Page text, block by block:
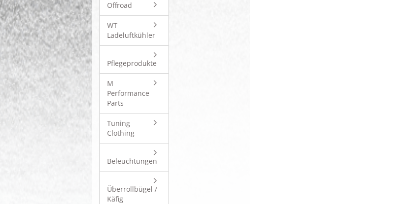
Offroad
WT
Ladeluftkühler
Pflegeprodukte
M
Performance
Parts
Tuning
Clothing
Beleuchtungen
Überrollbügel /
Käfig